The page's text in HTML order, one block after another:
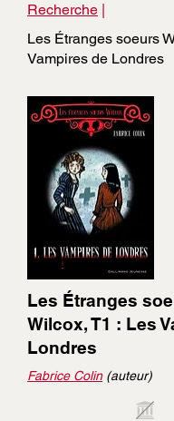
Recherche |
Les Étranges soeurs
Vampires de Londres
Les Étranges
Wilcox, T1 : Les
Londres
Fabrice Colin(auteur)